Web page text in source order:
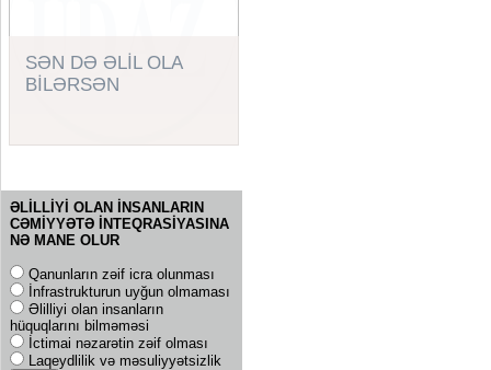
SƏN DƏ ƏLİL OLA
BİLƏRSƏN
ƏLİLLİYİ OLAN İNSANLARIN
CƏMİYYƏTƏ İNTEQRASİYASINA
NƏ MANE OLUR
Qanunların zəif icra olunması
İnfrastrukturun uyğun olmaması
Əlilliyi olan insanların
hüquqlarını bilməməsi
İctimai nəzarətin zəif olması
Laqeydlilik və məsuliyyətsizlik